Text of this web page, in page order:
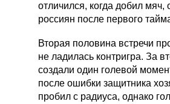
отличился, когда добил
россиян после первого
Вторая половина встречи
не ладилась контригра. За
создали один голевой
после ошибки защитника
пробил с радиуса, однако